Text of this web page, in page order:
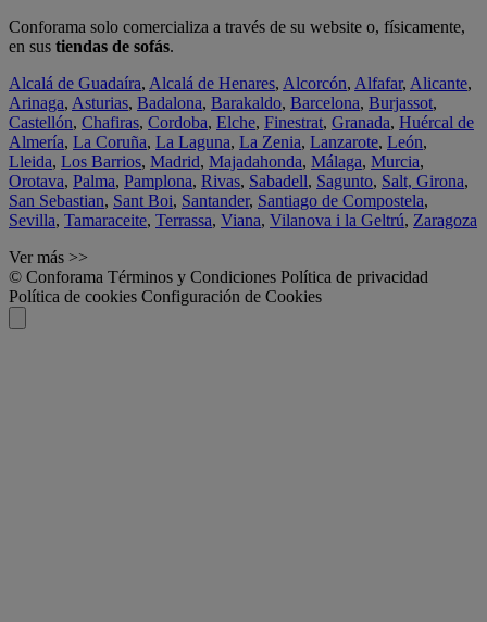
Conforama solo comercializa a través de su website o, físicamente,
en sus tiendas de sofás.
Alcalá de Guadaíra, Alcalá de Henares, Alcorcón, Alfafar, Alicante,
Arinaga, Asturias, Badalona, Barakaldo, Barcelona, Burjassot,
Castellón, Chafiras, Cordoba, Elche, Finestrat, Granada, Huércal de
Almería, La Coruña, La Laguna, La Zenia, Lanzarote, León,
Lleida, Los Barrios, Madrid, Majadahonda, Málaga, Murcia,
Orotava, Palma, Pamplona, Rivas, Sabadell, Sagunto, Salt, Girona,
San Sebastian, Sant Boi, Santander, Santiago de Compostela,
Sevilla, Tamaraceite, Terrassa, Viana, Vilanova i la Geltrú, Zaragoza
Ver más >>
© Conforama Términos y Condiciones Política de privacidad
Política de cookies Configuración de Cookies